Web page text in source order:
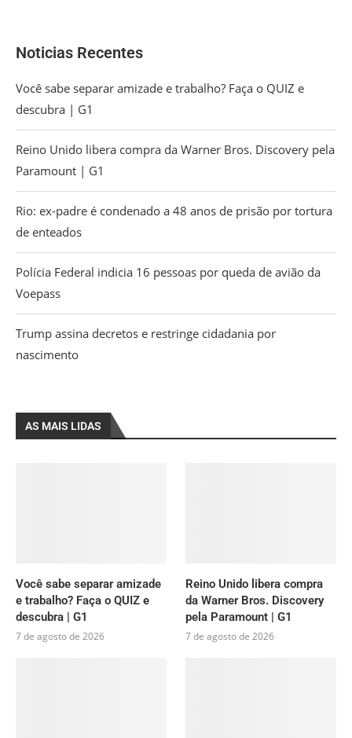
Noticias Recentes
Você sabe separar amizade e trabalho? Faça o QUIZ e
descubra | G1
Reino Unido libera compra da Warner Bros. Discovery pela
Paramount | G1
Rio: ex-padre é condenado a 48 anos de prisão por tortura
de enteados
Polícia Federal indicia 16 pessoas por queda de avião da
Voepass
Trump assina decretos e restringe cidadania por
nascimento
AS MAIS LIDAS
Você sabe separar amizade
e trabalho? Faça o QUIZ e
descubra | G1
7 de agosto de 2026
Reino Unido libera compra
da Warner Bros. Discovery
pela Paramount | G1
7 de agosto de 2026